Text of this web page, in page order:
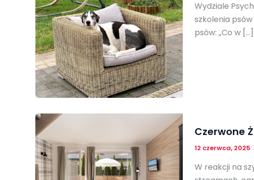
Wydziale
szkolenia
psów: „Co w […]
Czerwone
12 czerwca, 2025
W reakcji na